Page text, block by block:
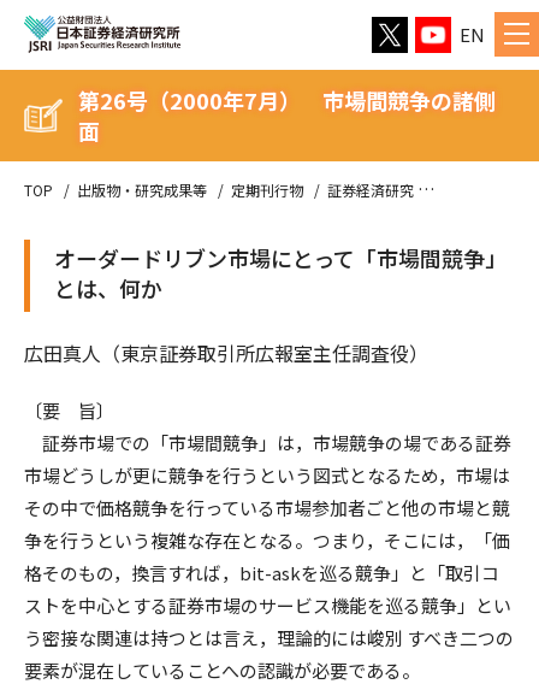
EN
TOP 出版物・研究成果等 定期刊行物 証券経済研究
第26号（2000年7月） 市場間競争の諸側
面
オーダードリブン市場にとって「市場間競争」
とは、何か
広田真人（東京証券取引所広報室主任調査役）
〔要 旨〕
証券市場での「市場間競争」は，市場競争の場である証券
市場どうしが更に競争を行うという図式となるため，市場は
その中で価格競争を行っている市場参加者ごと他の市場と競
争を行うという複雑な存在となる。つまり，そこには，「価
格そのもの，換言すれば，bit-askを巡る競争」と「取引コ
ストを中心とする証券市場のサービス機能を巡る競争」とい
う密接な関連は持つとは言え，理論的には峻別 すべき二つの
要素が混在していることへの認識が必要である。